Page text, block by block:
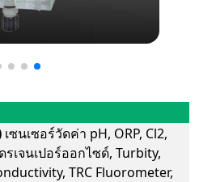
เซนเซอร์วัดค่า pH, ORP, Cl2,
เจนเปอร์ออกไซด์, Turbity,
TRC Fluorometer,